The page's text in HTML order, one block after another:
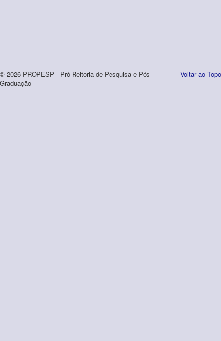
Voltar ao Topo
© 2026 PROPESP - Pró-Reitoria de Pesquisa e Pós-
Graduação